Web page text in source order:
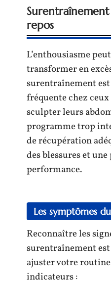
repos
L’enthousiasme
transformer en
surentraînement
fréquente chez
sculpter leurs
programme trop
de récupération
des blessures et
performance.
Les symptômes
Reconnaître les
surentraînement
ajuster votre
indicateurs :